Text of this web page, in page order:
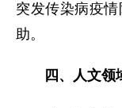
突发传染病疫
助。
四、人文领